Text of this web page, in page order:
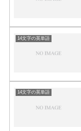
14文字の英単語
14文字の英単語